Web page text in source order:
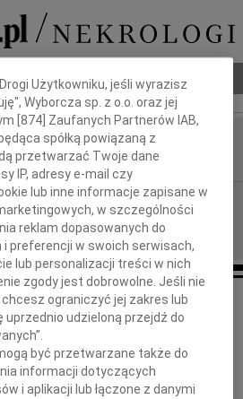
pogrzebowy
Płocki
Z wielkim smutkiem i żalem żegnamy
Użytkowniku, jeśli wyrazisz
Wyborcza sp. z o.o. oraz jej
[874 ] Zaufanych Partnerów IAB,
spółką powiązaną z
przetwarzać Twoje dane
IP, adresy e-mail czy
lub inne informacje zapisane w
w szczególności
reklam dopasowanych do
i preferencji w swoich serwisach,
lub personalizacji treści w nich
zgody jest dobrowolne. Jeśli nie
ograniczyć jej zakres lub
udzieloną przejdź do
być przetwarzane także do
informacji dotyczących
i aplikacji lub łączone z danymi